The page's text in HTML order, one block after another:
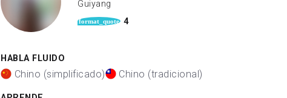
Guiyang
format_quote 4
HABLA FLUIDO
Chino (simplificado) Chino (tradicional)